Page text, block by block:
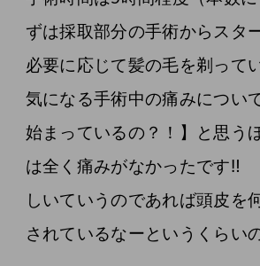
ずは採取部分の手術からスタ
必要に応じて髪の毛を剃って
気になる手術中の痛みについ
始まっているの？！】と思う
は全く痛みがなかったです‼️
しいていうのであれば頭皮を
されているなーというくらい